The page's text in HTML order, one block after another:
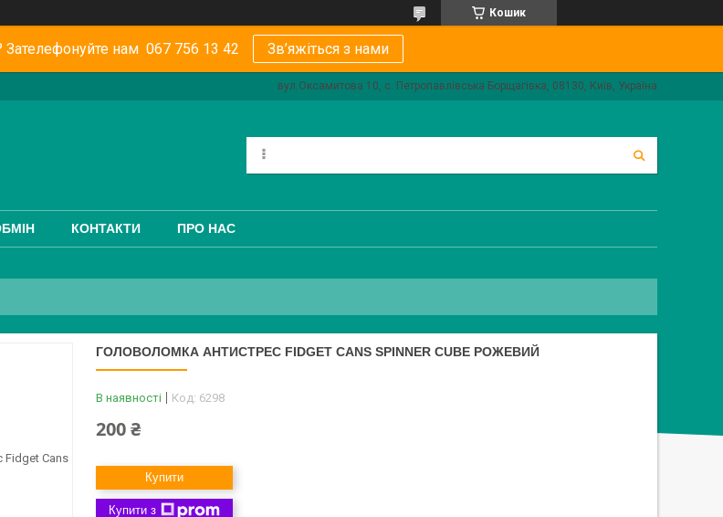
Кошик
нам 067 756 13 42 Зв’яжіться з нами
вул.Оксамитова 10, с. Петропавлівська Борщагівка, 08130, Київ, Україна
КОНТАКТИ ПРО НАС
ГОЛОВОЛОМКА АНТИСТРЕС FIDGET CANS SPINNER CUBE РОЖЕВИЙ
В наявності Код: 6298
200 ₴
Купити
Купити з